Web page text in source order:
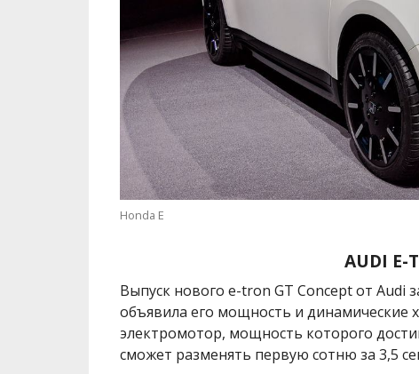
Honda E
AUDI E-
Выпуск нового e-tron GT Concept от Audi
объявила его мощность и динамические
электромотор, мощность которого
сможет разменять первую сотню за 3,5